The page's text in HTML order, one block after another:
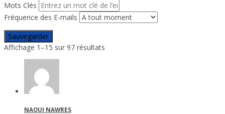
Mots Clés
Fréquence des E-mails
Sauvegarder
Affichage 1–15 sur 97 résultats
NAOUI NAWRES